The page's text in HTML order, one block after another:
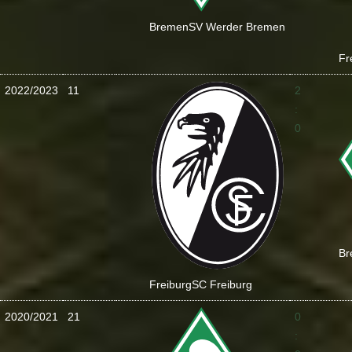
BremenSV Werder Bremen
2022/2023 11
FreiburgSC Freiburg
2
:
0
2020/2021 21
0
: